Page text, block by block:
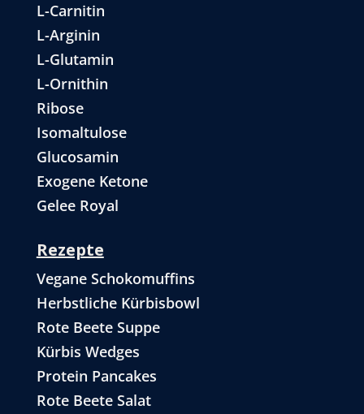
L-Carnitin
L-Arginin
L-Glutamin
L-Ornithin
Ribose
Isomaltulose
Glucosamin
Exogene Ketone
Gelee Royal
Rezepte
Vegane Schokomuffins
Herbstliche Kürbisbowl
Rote Beete Suppe
Kürbis Wedges
Protein Pancakes
Rote Beete Salat